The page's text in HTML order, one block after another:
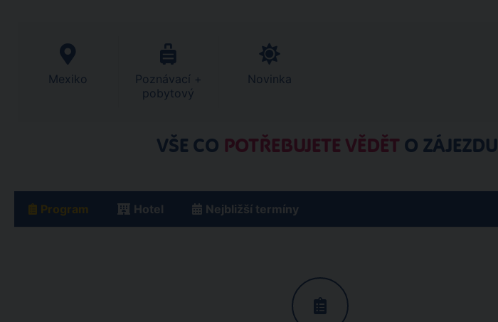
Mexiko
Poznávací +
pobytový
Novinka
VŠE CO POTŘEBUJETE VĚDĚT O ZÁJEZDU
Program Hotel Nejbližší termíny